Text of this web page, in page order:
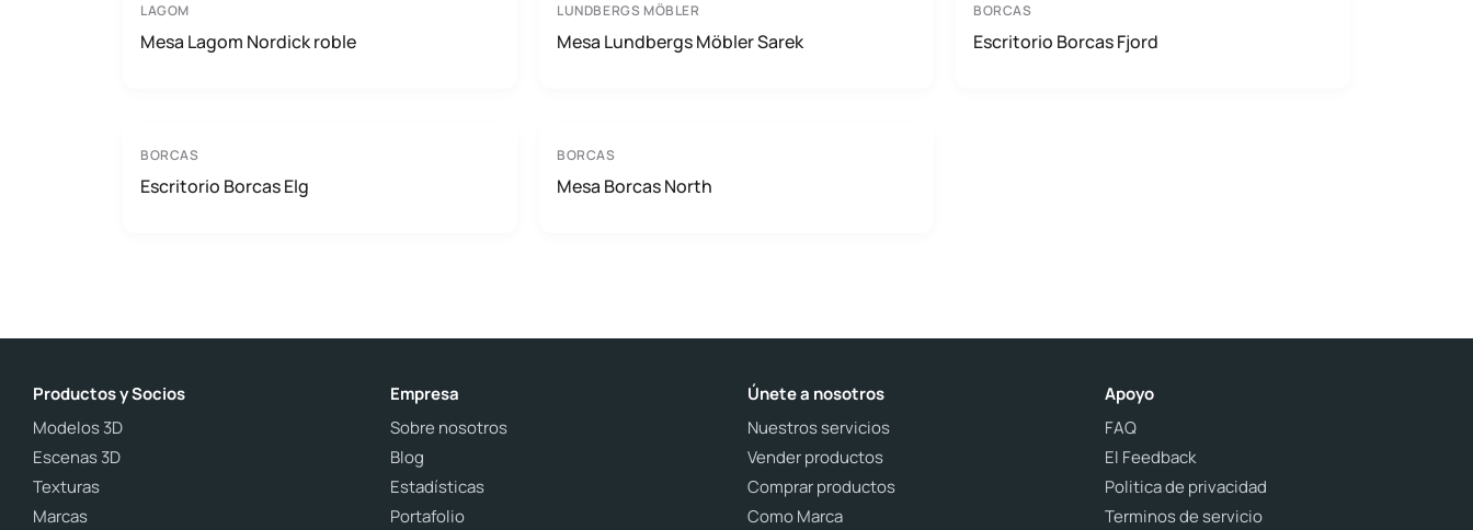
LAGOM
Mesa Lagom Nordick roble
LUNDBERGS MÖBLER
Mesa Lundbergs Möbler Sarek
BORCAS
Escritorio Borcas Fjord
BORCAS
Escritorio Borcas Elg
BORCAS
Mesa Borcas North
Productos y Socios
Modelos 3D
Escenas 3D
Texturas
Marcas
Empresa
Sobre nosotros
Blog
Estadísticas
Portafolio
Únete a nosotros
Nuestros servicios
Vender productos
Comprar productos
Como Marca
Apoyo
FAQ
El Feedback
Politica de privacidad
Terminos de servicio